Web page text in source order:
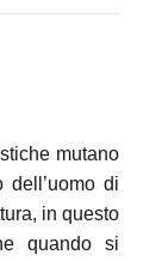
mutano
di
in questo
quando si